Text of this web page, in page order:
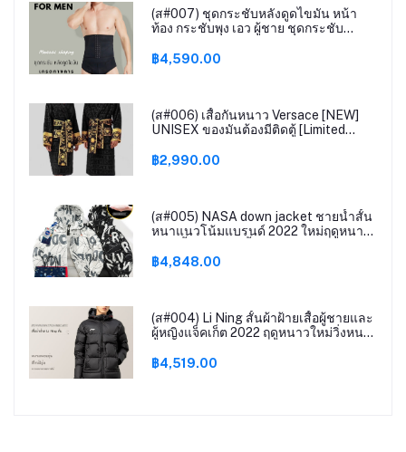
(ส#007) ชุดกระชับหลังดูดไขมัน หน้า
ท้อง กระชับพุง เอว ผู้ชาย ชุดกระชับ
฿4,590.00
(ส#006) เสื้อกันหนาว Versace [NEW]
UNISEX ของมันต้องมีติดตู้ [Limited
฿2,990.00
(ส#005) NASA down jacket ชายน้ำสั้น
หนาแนวโน้มแบรนด์ 2022 ใหม่ฤดูหนาว
฿4,848.00
(ส#004) Li Ning สั้นผ้าฝ้ายเสื้อผู้ชายและ
ผู้หญิงแจ็คเก็ต 2022 ฤดูหนาวใหม่วิ่งหนา
฿4,519.00